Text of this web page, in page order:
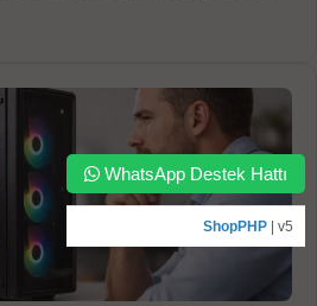
WhatsApp Destek Hattı
ShopPHP | v5